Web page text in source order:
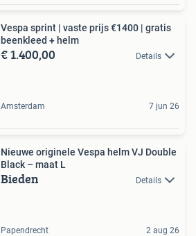
Vespa sprint | vaste prijs €1400 | gratis
beenkleed + helm
€ 1.400,00 Details
Amsterdam 7 jun 26
Nieuwe originele Vespa helm VJ Double
Black – maat L
Bieden Details
Papendrecht 2 aug 26